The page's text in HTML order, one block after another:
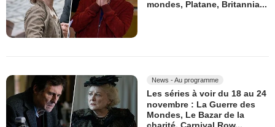
mondes, Platane, Britannia...
News - Au programme
Les séries à voir du 18 au 24
novembre : La Guerre des
Mondes, Le Bazar de la